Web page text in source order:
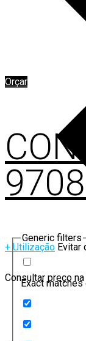
Generic filters
Exact matches
Orçar
+ Utilização Evitar
Consultar preço